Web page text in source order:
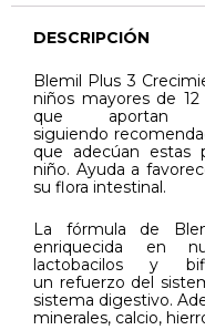
DESCRIPCIÓN
Blemil Plus 3
niños mayores de
que
siguiendo
que adecúan estas
niño. Ayuda a
su flora intestinal.
La fórmula de
enriquecida en
lactobacilos y
un refuerzo del
sistema digestivo.
minerales, calcio,